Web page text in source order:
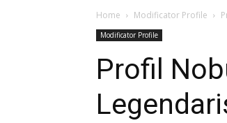
Home Modificator Profile
Modificator Profile
Profil